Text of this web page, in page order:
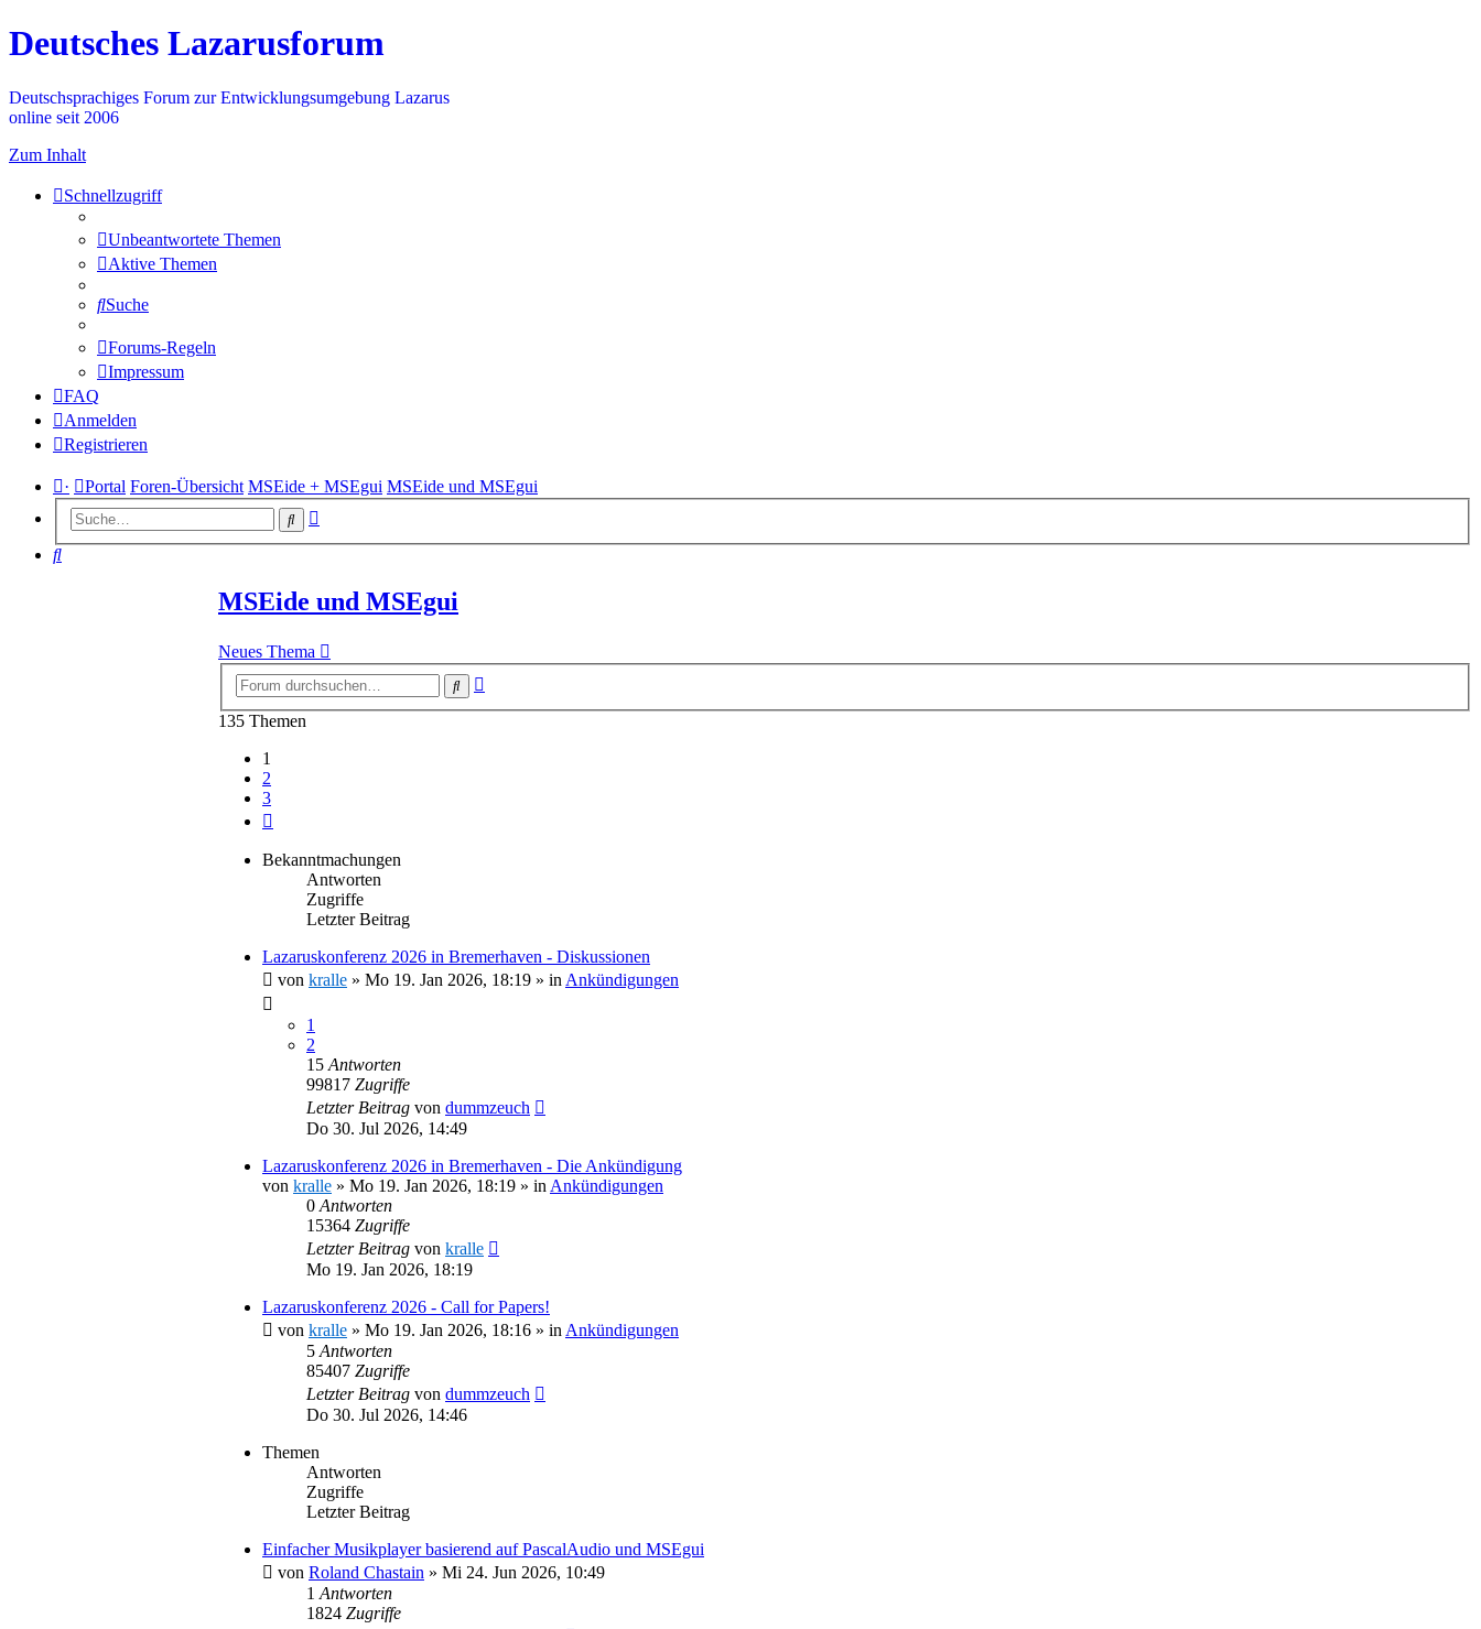
Deutsches Lazarusforum
Deutschsprachiges Forum zur Entwicklungsumgebung Lazarus
online seit 2006
Zum Inhalt
Schnellzugriff
Unbeantwortete Themen
Aktive Themen
Suche
Forums-Regeln
Impressum
FAQ
Anmelden
Registrieren
· Portal Foren-Übersicht MSEide + MSEgui MSEide und MSEgui
Suche
Suche
MSEide und MSEgui
Neues Thema
Suche
135 Themen
1
2
3
Bekanntmachungen
Antworten
Zugriffe
Letzter Beitrag
Lazaruskonferenz 2026 in Bremerhaven - Diskussionen
von kralle » Mo 19. Jan 2026, 18:19 » in Ankündigungen
1
2
15 Antworten
99817 Zugriffe
Letzter Beitrag von dummzeuch
Do 30. Jul 2026, 14:49
Lazaruskonferenz 2026 in Bremerhaven - Die Ankündigung
von kralle » Mo 19. Jan 2026, 18:19 » in Ankündigungen
0 Antworten
15364 Zugriffe
Letzter Beitrag von kralle
Mo 19. Jan 2026, 18:19
Lazaruskonferenz 2026 - Call for Papers!
von kralle » Mo 19. Jan 2026, 18:16 » in Ankündigungen
5 Antworten
85407 Zugriffe
Letzter Beitrag von dummzeuch
Do 30. Jul 2026, 14:46
Themen
Antworten
Zugriffe
Letzter Beitrag
Einfacher Musikplayer basierend auf PascalAudio und MSEgui
von Roland Chastain » Mi 24. Jun 2026, 10:49
1 Antworten
1824 Zugriffe